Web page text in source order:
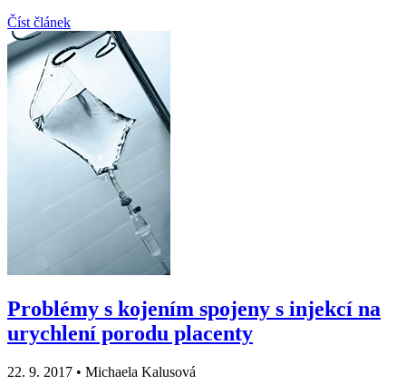
Číst článek
Problémy s kojením spojeny s injekcí na
urychlení porodu placenty
22. 9. 2017 • Michaela Kalusová